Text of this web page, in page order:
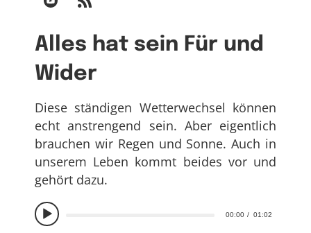
Alles hat sein Für und
Wider
00:00 01:02
Diese ständigen Wetterwechsel können
echt anstrengend sein. Aber eigentlich
brauchen wir Regen und Sonne. Auch in
unserem Leben kommt beides vor und
gehört dazu.